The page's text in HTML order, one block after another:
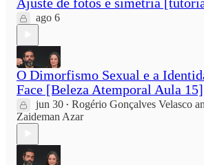
ago 6
O Dimorfismo Sexual e a
Face [Beleza Atemporal Aula 15]
jun 30 • Rogério Gonçalves Velasco
Zaideman Azar